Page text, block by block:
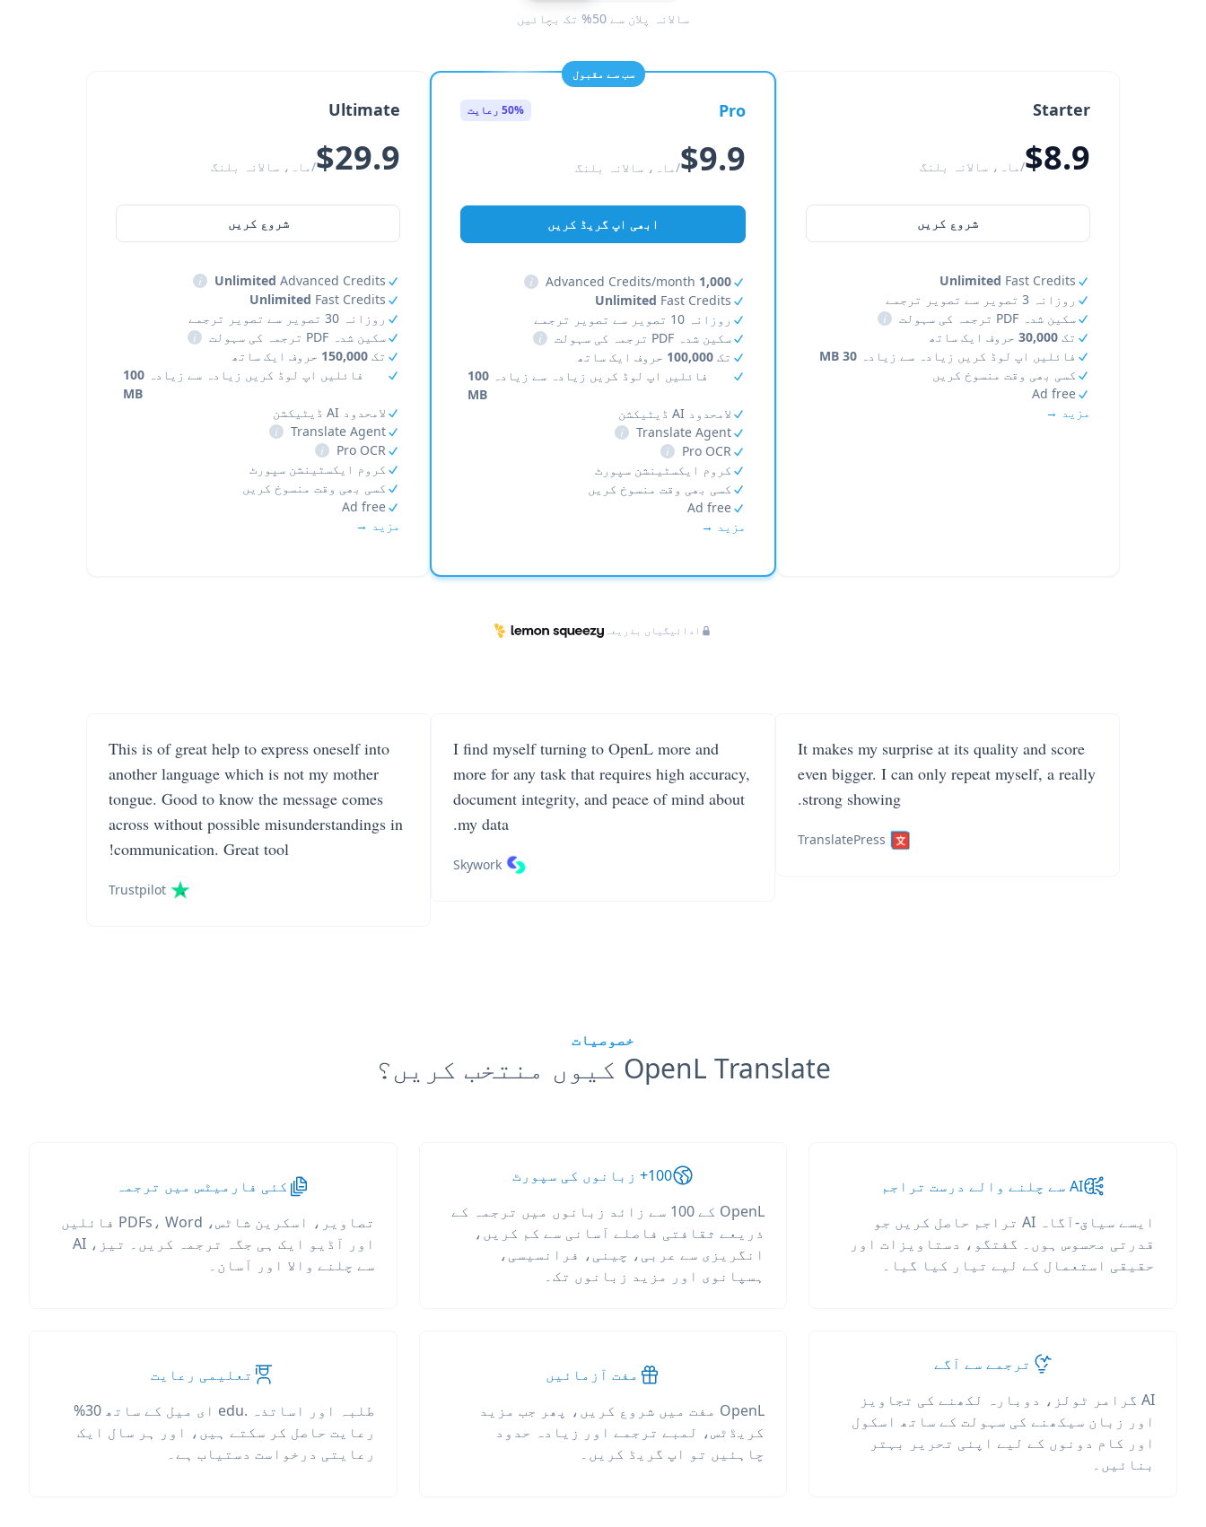
سالانہ پلان سے 50% تک بچائیں
Starter
$8.9/ماہ، سالانہ بلنگ
شروع کریں
Unlimited Fast Credits
روزانہ 3 تصویر سے تصویر ترجمے
سکین شدہ PDF ترجمہ کی سہولت
i
تک 30,000 حروف ایک ساتھ
فائلیں اپ لوڈ کریں زیادہ سے زیادہ 30 MB
کسی بھی وقت منسوخ کریں
Ad free
مزید →
سب سے مقبول
Pro 50% رعایت
$9.9/ماہ، سالانہ بلنگ
ابھی اپ گریڈ کریں
1,000
i
Unlimited Fast Credits
روزانہ 10 تصویر سے تصویر ترجمے
سکین شدہ PDF ترجمہ کی سہولت
i
تک100,000 حروف ایک ساتھ
فائلیں اپ لوڈ کریں زیادہ سے زیادہ 100
MB
لامحدود AI ڈیٹیکشن
Translate Agent
i
Pro OCR
i
کروم ایکسٹینشن سپورٹ
کسی بھی وقت منسوخ کریں
Ad free
مزید →
Ultimate
$29.9/ماہ، سالانہ بلنگ
شروع کریں
Unlimited Advanced Credits
i
Unlimited Fast Credits
روزانہ 30 تصویر سے تصویر ترجمے
سکین شدہ PDF ترجمہ کی سہولت
i
تک 150,000 حروف ایک ساتھ
فائلیں اپ لوڈ کریں زیادہ سے زیادہ 100
MB
لامحدود AI ڈیٹیکشن
Translate Agent
i
Pro OCR
i
کروم ایکسٹینشن سپورٹ
کسی بھی وقت منسوخ کریں
Ad free
مزید →
ادائیگیاں بذریعہ
It makes my surprise at its quality and score
even bigger. I can only repeat myself, a really
strong showing.
TranslatePress
I find myself turning to OpenL more and
more for any task that requires high accuracy,
document integrity, and peace of mind about
my data.
Skywork
This is of great help to express oneself into
another language which is not my mother
tongue. Good to know the message comes
across without possible misunderstandings in
communication. Great tool!
Trustpilot
خصوصیات
OpenL Translate کیوں منتخب کریں؟
AI سے چلنے والے درست تراجم
ایسے سیاق-آگاہ AI تراجم حاصل کریں جو
قدرتی محسوس ہوں۔ گفتگو، دستاویزات اور
حقیقی استعمال کے لیے تیار کیا گیا۔
100+ زبانوں کی سپورٹ
OpenL کے 100 سے زائد زبانوں میں ترجمہ کے
ذریعے ثقافتی فاصلے آسانی سے کم کریں،
انگریزی سے عربی، چینی، فرانسیسی،
ہسپانوی اور مزید زبانوں تک۔
کئی فارمیٹس میں ترجمہ
تصاویر، اسکرین شاٹس، PDFs، Word فائلیں
اور آڈیو ایک ہی جگہ ترجمہ کریں۔ تیز، AI
سے چلنے والا اور آسان۔
ترجمے سے آگے
AI گرامر ٹولز، دوبارہ لکھنے کی تجاویز
اور زبان سیکھنے کی سہولت کے ساتھ اسکول
اور کام دونوں کے لیے اپنی تحریر بہتر
بنائیں۔
مفت آزمائیں
OpenL مفت میں شروع کریں، پھر جب مزید
کریڈٹس، لمبے ترجمے اور زیادہ حدود
چاہئیں تو اپ گریڈ کریں۔
تعلیمی رعایت
طلبہ اور اساتذہ .edu ای میل کے ساتھ 30%
رعایت حاصل کر سکتے ہیں، اور ہر سال ایک
رعایتی درخواست دستیاب ہے۔